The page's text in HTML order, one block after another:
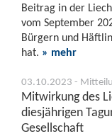
Beitrag in der
vom September
Bürgern und
hat. » mehr
03.10.2023 -
Mitwirkung des
diesjährigen
Gesellschaft